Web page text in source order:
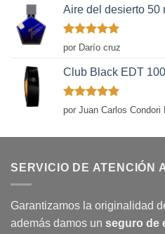
Aire del desierto 50
Valorado
con
por Darío cruz
Club Black EDT 100
Valorado
con
por Juan Carlos Condori
SERVICIO DE ATENCIÓN
Garantizamos la originalidad
además damos un seguro de